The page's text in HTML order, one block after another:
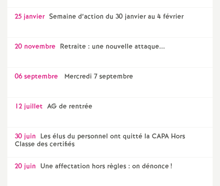
25 janvier Semaine d’action du 30 janvier au 4 février
20 novembre Retraite : une nouvelle attaque...
06 septembre Mercredi 7 septembre
12 juillet AG de rentrée
30 juin Les élus du personnel ont quitté la CAPA Hors
Classe des certifiés
20 juin Une affectation hors règles : on dénonce!